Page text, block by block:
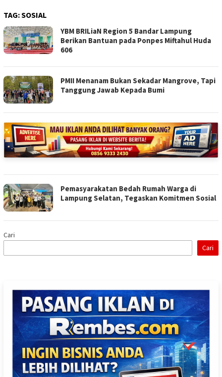
TAG:SOSIAL
YBM BRILiaN Region 5 Bandar Lampung
Berikan Bantuan pada Ponpes Miftahul Huda
606
PMII Menanam Bukan Sekadar Mangrove, Tapi
Tanggung Jawab Kepada Bumi
Pemasyarakatan Bedah Rumah Warga di
Lampung Selatan, Tegaskan Komitmen Sosial
Cari
Cari